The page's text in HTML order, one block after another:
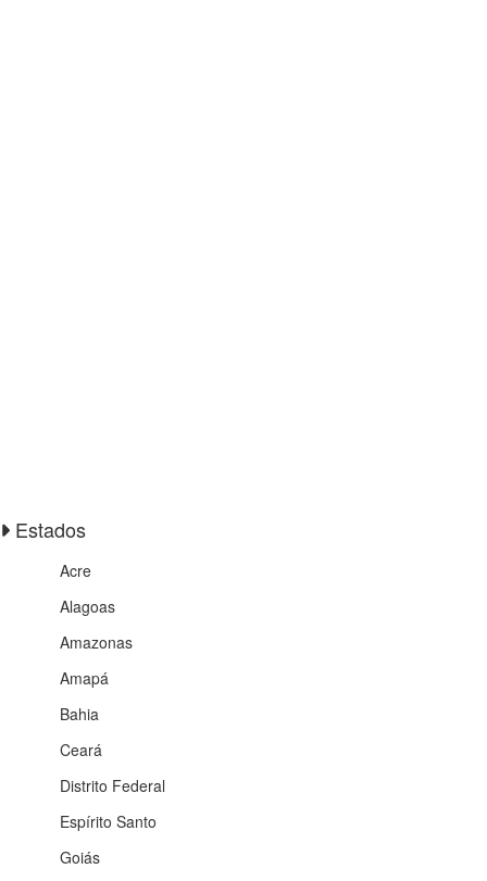
Estados
Acre
Alagoas
Amazonas
Amapá
Bahia
Ceará
Distrito Federal
Espírito Santo
Goiás